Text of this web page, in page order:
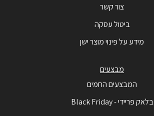
צור קשר
ביטול עסקה
מידע על פינוי מוצר ישן
מבצעים
המבצעים החמים
בלאק פריידי - Black Friday